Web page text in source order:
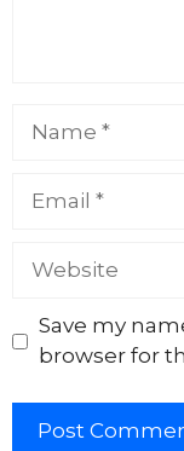
Website
Save my
browser for